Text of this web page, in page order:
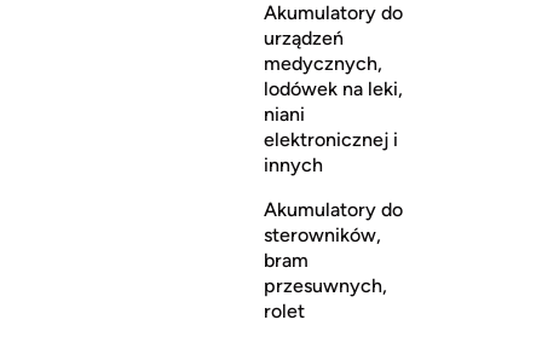
Akumulatory do
urządzeń
medycznych,
lodówek na leki,
niani
elektronicznej i
innych
Akumulatory do
sterowników,
bram
przesuwnych,
rolet